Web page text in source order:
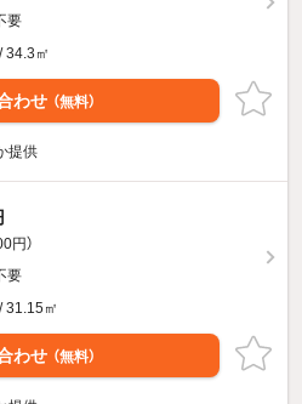
要
34.3㎡
わせ （無料）
提供
円）
要
31.15㎡
わせ （無料）